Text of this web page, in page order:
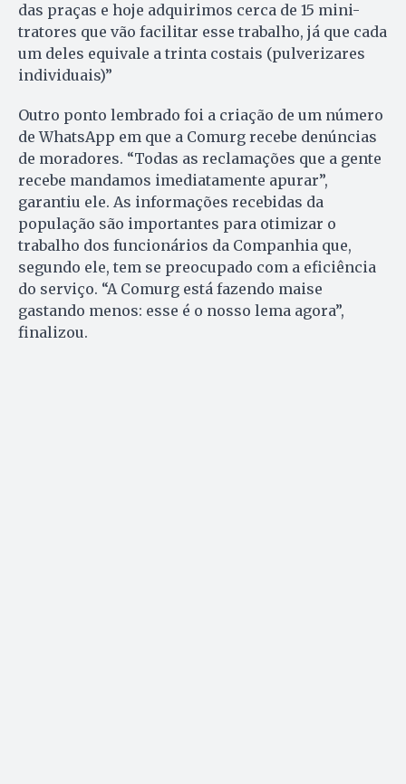
das praças e hoje adquirimos cerca de 15 mini-
tratores que vão facilitar esse trabalho, já que cada
um deles equivale a trinta costais (pulverizares
individuais)”
Outro ponto lembrado foi a criação de um número
de WhatsApp em que a Comurg recebe denúncias
de moradores. “Todas as reclamações que a gente
recebe mandamos imediatamente apurar”,
garantiu ele. As informações recebidas da
população são importantes para otimizar o
trabalho dos funcionários da Companhia que,
segundo ele, tem se preocupado com a eficiência
do serviço. “A Comurg está fazendo maise
gastando menos: esse é o nosso lema agora”,
finalizou.